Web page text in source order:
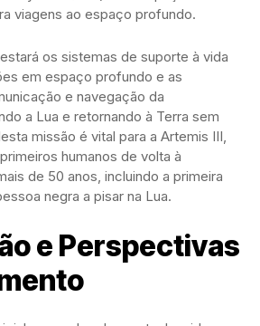
viagens ao espaço profundo.
os sistemas de suporte à vida
em espaço profundo e as
e navegação da
a Lua e retornando à Terra sem
missão é vital para a Artemis III,
humanos de volta à
de 50 anos, incluindo a primeira
negra a pisar na Lua.
e Perspectivas